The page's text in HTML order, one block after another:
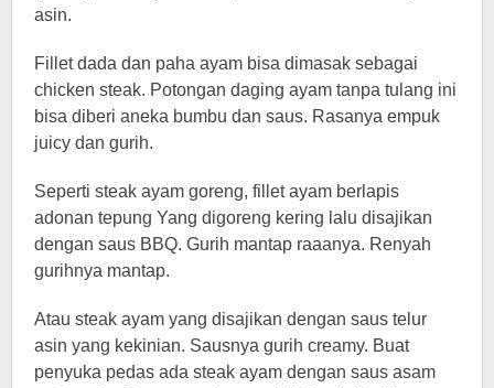
asin.
Fillet dada dan paha ayam bisa dimasak sebagai
chicken steak. Potongan daging ayam tanpa tulang ini
bisa diberi aneka bumbu dan saus. Rasanya empuk
juicy dan gurih.
Seperti steak ayam goreng, fillet ayam berlapis
adonan tepung Yang digoreng kering lalu disajikan
dengan saus BBQ. Gurih mantap raaanya. Renyah
gurihnya mantap.
Atau steak ayam yang disajikan dengan saus telur
asin yang kekinian. Sausnya gurih creamy. Buat
penyuka pedas ada steak ayam dengan saus asam